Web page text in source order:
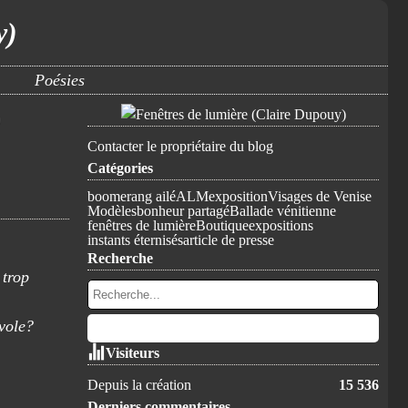
Poésies
Contacter le propriétaire du blog
Catégories
boomerang ailéALMexpositionVisages de Venise
Modèlesbonheur partagéBallade vénitienne
fenêtres de lumièreBoutiqueexpositions
instants éternisésarticle de presse
Recherche
Visiteurs
Depuis la création
15 536